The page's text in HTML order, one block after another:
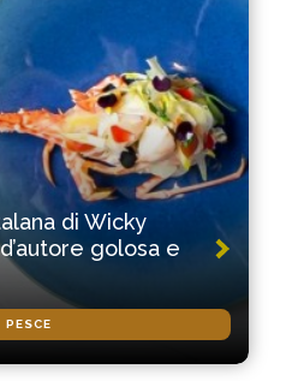
di Wicky
golosa e
PESCE